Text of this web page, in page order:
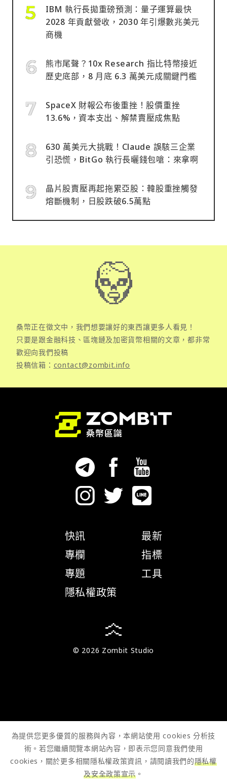
IBM 執行長拋重磅預測：量子運算最快
2028 年貢獻營收，2030 年引爆數兆美元
商機
熊市尾聲？10x Research 指比特幣接近
歷史底部，8 月底 6.3 萬美元成關鍵門檻
SpaceX 財報公布後重挫！股價重挫
13.6%，資本支出、解禁賣壓成焦點
630 萬美元大挑戰！Claude 誤駭三企業
引恐慌，BitGo 執行長曬錢包嗆：來拿啊
晶片股賣壓再起拖累亞股：韓股重挫觸發
熔斷機制，日股跌破6.5萬點
桑幣正在徵文中，我們想要讓好的東西讓更多人看見！
只要是跟金融科技、區塊鏈及加密貨幣相關的文章，都非常
歡迎向我們投稿
投稿信箱： contact@zombit.info
快訊
專欄
專題
隱私權政策
最新
指標
工具
© 2026 Zombit Studio
為提供您更多優質的服務與內容，本網站使用 cookies 分析技
術。若您繼續閱覽本網站內容，即表示您同意我們使用
cookies，關於更多相關隱私權政策資訊，請閱讀我們的隱私權
及安全政策宣示 。